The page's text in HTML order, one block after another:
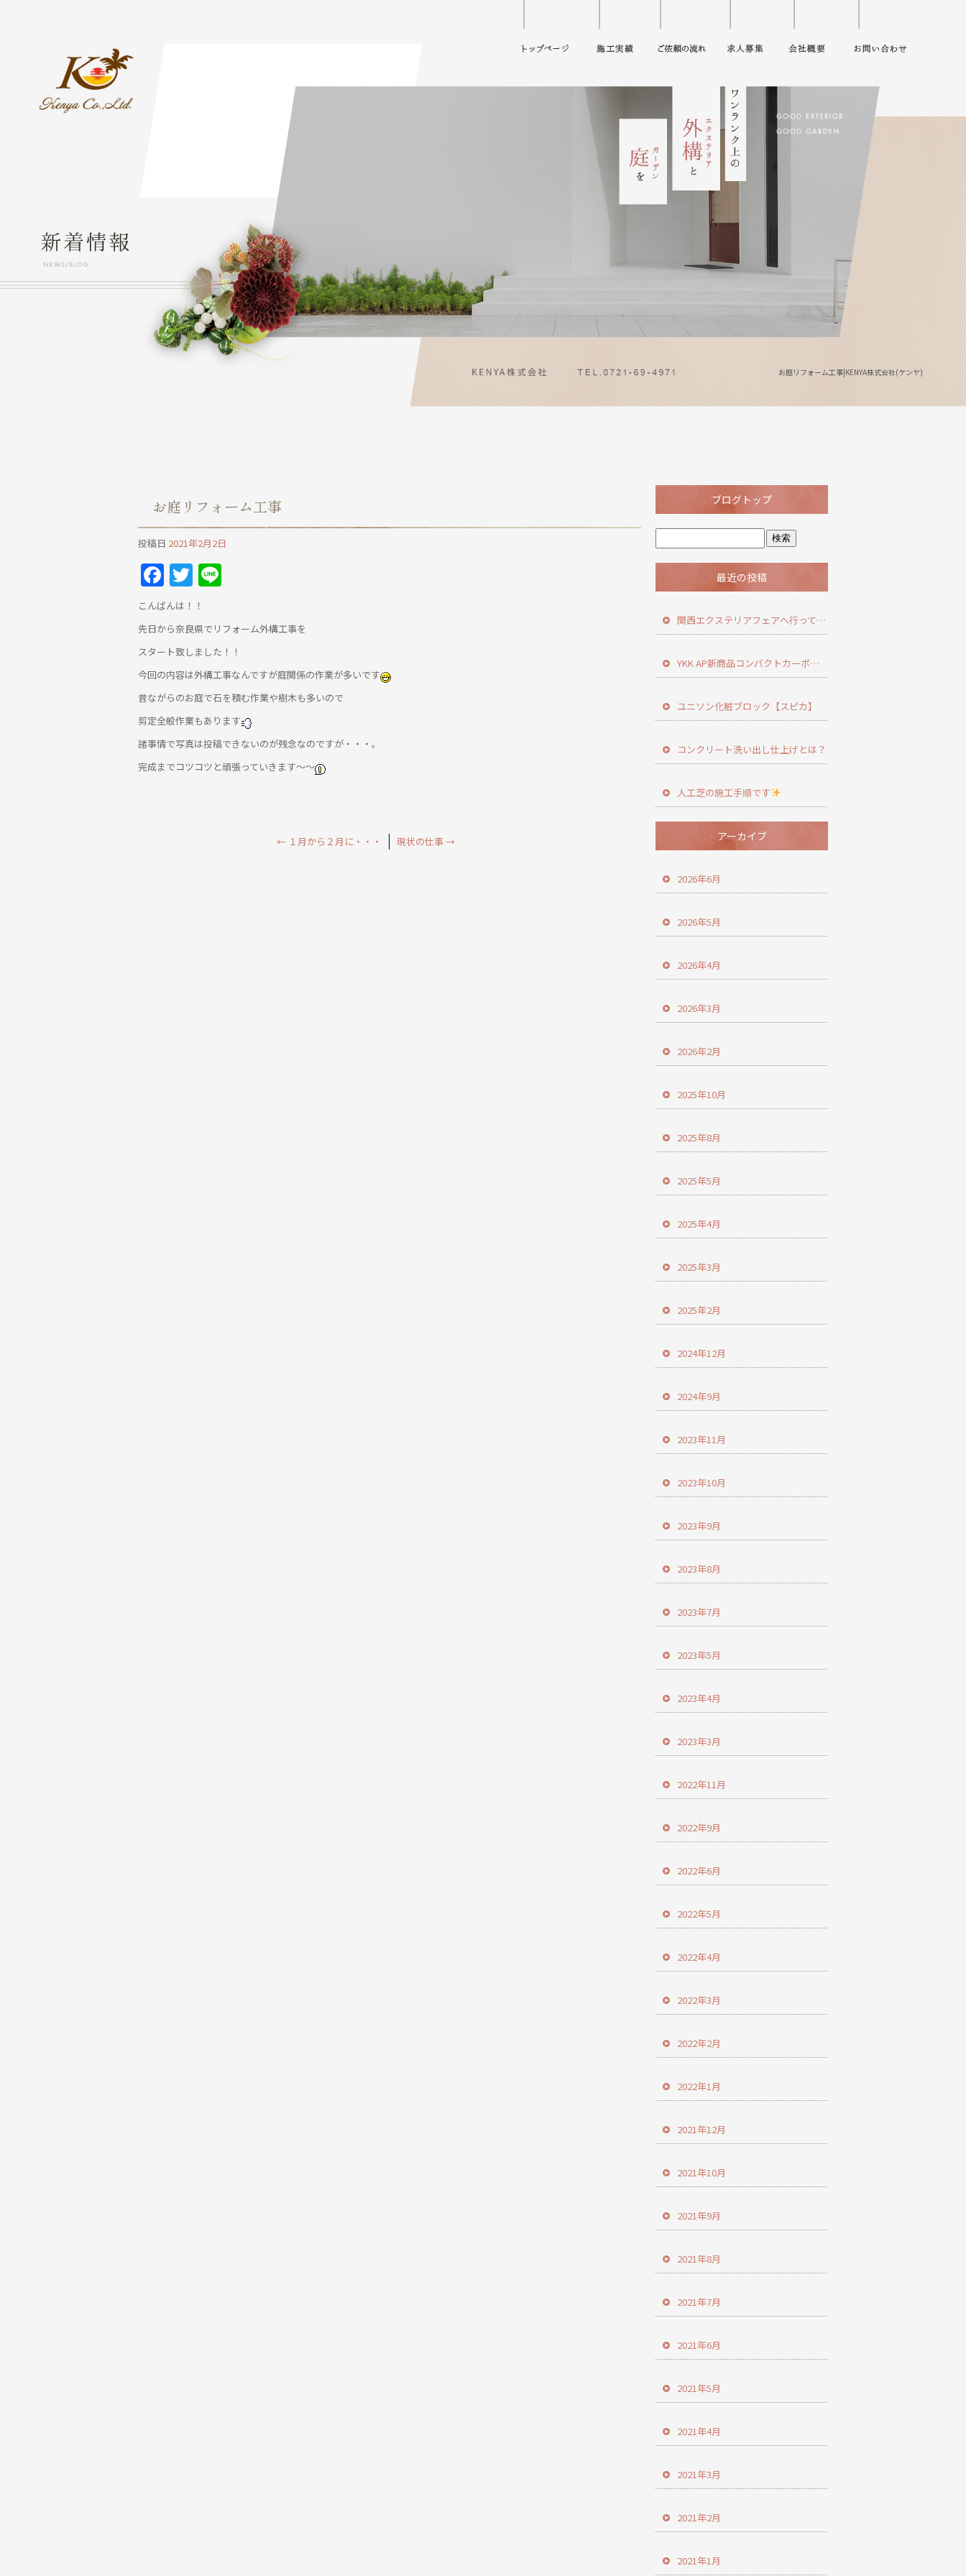
お庭リフォーム工事|KENYA株式会社(ケンヤ)
お庭リフォーム工事
投稿日 2021年2月2日
Facebook
Twitter
こんばんは！！
先日から奈良県でリフォーム外構工事を
スタート致しました！！
今回の内容は外構工事なんですが庭関係の作業が多いです
昔ながらのお庭で石を積む作業や樹木も多いので
剪定全般作業もあります
諸事情で写真は投稿できないのが残念なのですが・・・。
完成までコツコツと頑張っていきます～～
← １月から２月に・・・ 現状の仕事→
ブログトップ
最近の投稿
関西エクステリアフェアへ行ってきました
YKK AP新商品コンパクトカーポート登場！
ユニソン化粧ブロック【スピカ】
コンクリート洗い出し仕上げとは？
人工芝の施工手順です
アーカイブ
2026年6月
2026年5月
2026年4月
2026年3月
2026年2月
2025年10月
2025年8月
2025年5月
2025年4月
2025年3月
2025年2月
2024年12月
2024年9月
2023年11月
2023年10月
2023年9月
2023年8月
2023年7月
2023年5月
2023年4月
2023年3月
2022年11月
2022年9月
2022年6月
2022年5月
2022年4月
2022年3月
2022年2月
2022年1月
2021年12月
2021年10月
2021年9月
2021年8月
2021年7月
2021年6月
2021年5月
2021年4月
2021年3月
2021年2月
2021年1月